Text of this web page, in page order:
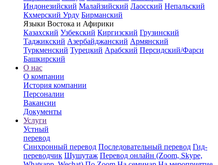
Индонезийский Малайзийский Лаосский Непальский
Кхмерский Урду Бирманский
Языки Востока и Афирики
Казахский Узбекский Киргизский Грузинский
Таджикский Азербайджанский Армянский
Туркменский Турецкий Арабский Персидский/Фарси
Башкирский
О нас
О компании
История компании
Персоналии
Вакансии
Документы
Услуги
Устный
перевод
Синхронный перевод Последовательный перевод Гид-
переводчик Шушутаж Перевод онлайн (Zoom, Skype,